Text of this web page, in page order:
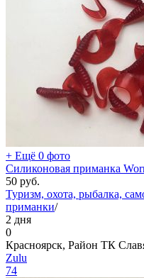
+ Ещё 0 фото
Силиконовая приманка
50 руб.
Туризм, охота, рыбалка,
приманки/
2 дня
0
Красноярск, Район ТК
Zulu
74